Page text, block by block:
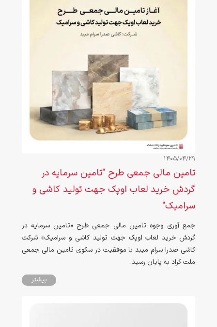
1405/04/29
تامین مالی جمعی طرح "تامین سرمایه در
گردش خرید لعاب اوپک جهت تولید کاشی و
سرامیک"
جمع آوری وجوه تامین مالی جمعی طرح «تامین سرمایه در
گردش خرید لعاب اوپک جهت تولید کاشی و سرامیک» شرکت
کاشی صدرا سرام میبد با موفقیت در سکوی تامین مالی جمعی
ملت کراد به پایان رسید.
بیشتر